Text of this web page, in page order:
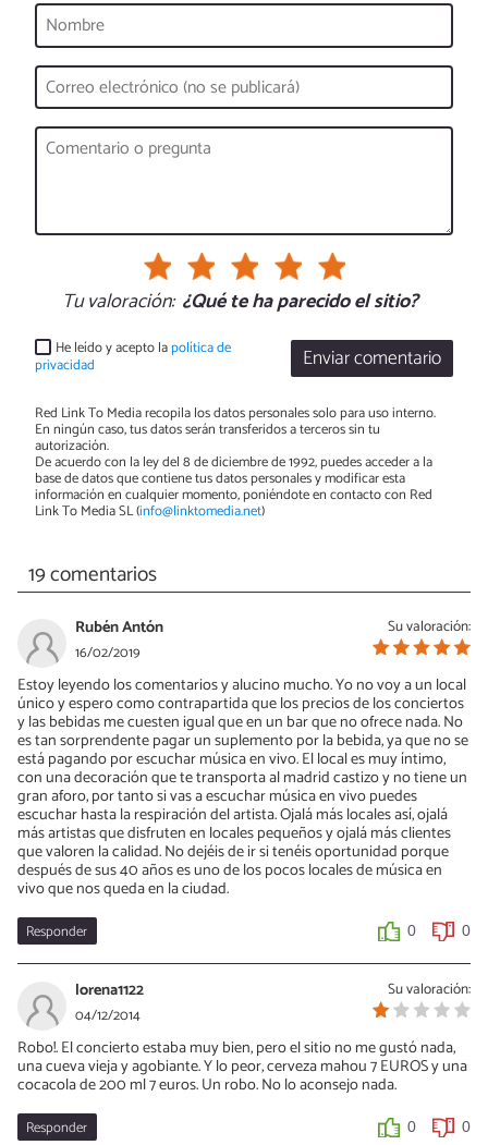
Tu valoración: ¿Qué te ha parecido el sitio?
Enviar comentario
He leído y acepto lapolítica de
privacidad
Red Link To Media recopila los datos personales solo para uso interno.
En ningún caso, tus datos serán transferidos a terceros sin tu
autorización.
De acuerdo con la ley del 8 de diciembre de 1992, puedes acceder a la
base de datos que contiene tus datos personales y modificar esta
información en cualquier momento, poniéndote en contacto con Red
Link To Media SL (info@linktomedia.net)
19 comentarios
Su valoración:
Rubén Antón
16/02/2019
Estoy leyendo los comentarios y alucino mucho. Yo no voy a un local
único y espero como contrapartida que los precios de los conciertos
y las bebidas me cuesten igual que en un bar que no ofrece nada. No
es tan sorprendente pagar un suplemento por la bebida, ya que no se
está pagando por escuchar música en vivo. El local es muy íntimo,
con una decoración que te transporta al madrid castizo y no tiene un
gran aforo, por tanto si vas a escuchar música en vivo puedes
escuchar hasta la respiración del artista. Ojalá más locales así, ojalá
más artistas que disfruten en locales pequeños y ojalá más clientes
que valoren la calidad. No dejéis de ir si tenéis oportunidad porque
después de sus 40 años es uno de los pocos locales de música en
vivo que nos queda en la ciudad.
Responder 0 0
Su valoración:
lorena1122
04/12/2014
Robo!. El concierto estaba muy bien, pero el sitio no me gustó nada,
una cueva vieja y agobiante. Y lo peor, cerveza mahou 7 EUROS y una
cocacola de 200 ml 7 euros. Un robo. No lo aconsejo nada.
Responder 0 0